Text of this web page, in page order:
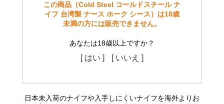
この商品（Cold Steel コールドスチール ナ
イフ 台湾製 ナース ホーク シース）は18歳
未満の方には販売できません。
あなたは18歳以上ですか？
[ はい ] [ いいえ ]
日本未入荷のナイフや入手しにくいナイフを海外よりお